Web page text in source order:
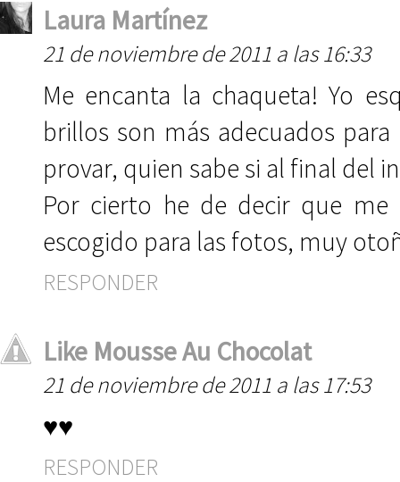
Laura Martínez
21 de noviembre de 2011 a las 16:33
Me encanta la chaqueta! Yo
brillos son más adecuados
provar, quien sabe si al final del
Por cierto he de decir que me
escogido para las fotos, muy
RESPONDER
Like Mousse Au Chocolat
21 de noviembre de 2011 a las 17:53
♥♥
RESPONDER